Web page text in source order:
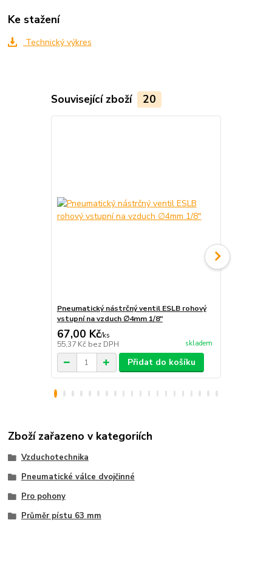
Ke stažení
Technický výkres
Související zboží 20
Pneumatický nástrčný ventil ESLB rohový
vstupní na vzduch ∅4mm 1/8"
67,00 Kč/ks
55,37 Kč bez DPH skladem
Přidat do košíku
Zboží zařazeno v kategoriích
Vzduchotechnika
Pneumatické válce dvojčinné
Pro pohony
Průměr pístu 63 mm